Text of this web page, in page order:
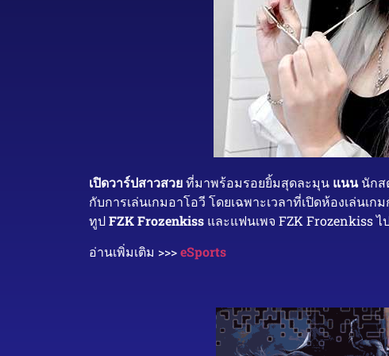
เปิดวาร์ปสาวสวยที่มาพร้อมรอยยิ้มสุดละมุน แนนนักส
กับการเล่นเกมอาโอวี โดยเฉพาะเวลาที่เปิดห้องเล่น
ทูปFZK Frozenkiss และแฟนเพจ FZK Frozenkiss
อ่านเพิ่มเติม >>>eSports